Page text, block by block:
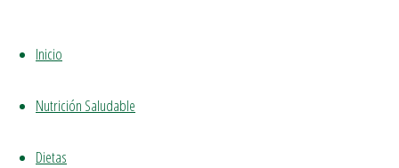
Inicio
Nutrición Saludable
Dietas
la